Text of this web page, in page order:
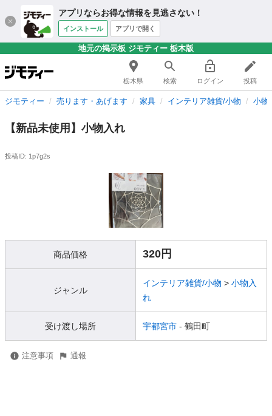
アプリならお得な情報を見逃さない！
インストール アプリで開く
地元の掲示板 ジモティー 栃木版
栃木県 検索 ログイン 投稿
ジモティー 売ります・あげます 家具 インテリア雑貨/小物 小物
【新品未使用】小物入れ
投稿ID: 1p7g2s
商品価格 320円
ジャンル
インテリア雑貨/小物 > 小物入
れ
受け渡し場所 宇都宮市 - 鶴田町
注意事項 通報